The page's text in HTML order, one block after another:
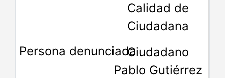
Calidad de
Ciudadana
Ciudadano
Pablo Gutiérrez